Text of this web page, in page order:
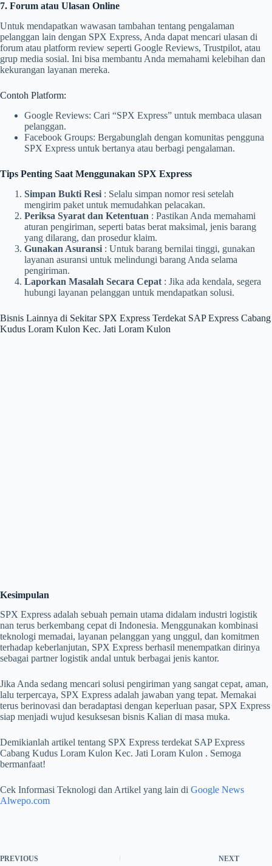
7. Forum atau Ulasan Online
Untuk mendapatkan wawasan tambahan tentang pengalaman
pelanggan lain dengan SPX Express, Anda dapat mencari ulasan di
forum atau platform review seperti Google Reviews, Trustpilot, atau
grup media sosial. Ini bisa membantu Anda memahami kelebihan dan
kekurangan layanan mereka.
Contoh Platform:
Google Reviews: Cari “SPX Express” untuk membaca ulasan
pelanggan.
Facebook Groups: Bergabunglah dengan komunitas pengguna
SPX Express untuk bertanya atau berbagi pengalaman.
Tips Penting Saat Menggunakan SPX Express
Simpan Bukti Resi : Selalu simpan nomor resi setelah
mengirim paket untuk memudahkan pelacakan.
Periksa Syarat dan Ketentuan : Pastikan Anda memahami
aturan pengiriman, seperti batas berat maksimal, jenis barang
yang dilarang, dan prosedur klaim.
Gunakan Asuransi : Untuk barang bernilai tinggi, gunakan
layanan asuransi untuk melindungi barang Anda selama
pengiriman.
Laporkan Masalah Secara Cepat : Jika ada kendala, segera
hubungi layanan pelanggan untuk mendapatkan solusi.
Bisnis Lainnya di Sekitar SPX Express Terdekat SAP Express Cabang
Kudus Loram Kulon Kec. Jati Loram Kulon
Kesimpulan
SPX Express adalah sebuah pemain utama didalam industri logistik
nan terus berkembang cepat di Indonesia. Menggunakan kombinasi
teknologi memadai, layanan pelanggan yang unggul, dan komitmen
terhadap keberlanjutan, SPX Express berhasil menempatkan dirinya
sebagai partner logistik andal untuk berbagai jenis kantor.
Jika Anda sedang mencari solusi pengiriman yang sangat cepat, aman,
lalu terpercaya, SPX Express adalah jawaban yang tepat. Memakai
terus berinovasi dan beradaptasi dengan keperluan pasar, SPX Express
siap menjadi wujud kesuksesan bisnis Kalian di masa muka.
Demikianlah artikel tentang SPX Express terdekat SAP Express
Cabang Kudus Loram Kulon Kec. Jati Loram Kulon . Semoga
bermanfaat!
Cek Informasi Teknologi dan Artikel yang lain di Google News
Alwepo.com
PREVIOUS NEXT